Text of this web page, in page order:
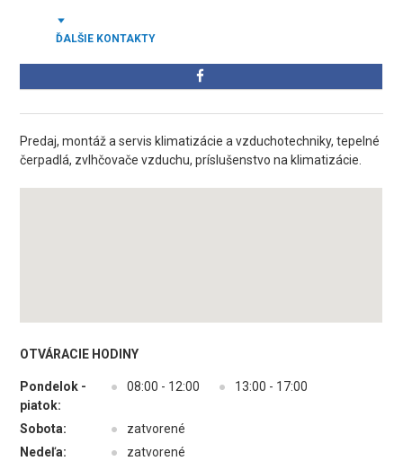
ĎALŠIE KONTAKTY
Predaj, montáž a servis klimatizácie a vzduchotechniky, tepelné
čerpadlá, zvlhčovače vzduchu, príslušenstvo na klimatizácie.
OTVÁRACIE HODINY
Pondelok -
piatok:
● 08:00 - 12:00 ● 13:00 - 17:00
Sobota: ●
zatvorené
Nedeľa:
● zatvorené